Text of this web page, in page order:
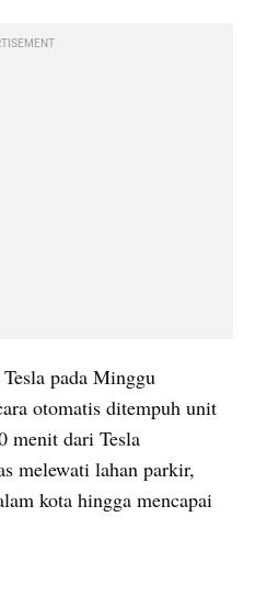
pada Minggu
otomatis ditempuh unit
menit dari Tesla
melewati lahan parkir,
kota hingga mencapai